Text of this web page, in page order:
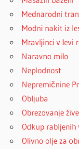
Mednarodni
Modni nakit iz
Mravljinci v levi
Naravno milo
Neplodnost
Nepremičnine
Obljuba
Obrezovanje
Odkup rabljenih
Olivno olje za